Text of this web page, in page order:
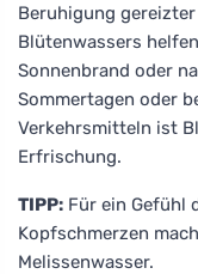
Beruhigung
Blütenwassers
Sonnenbrand oder
Sommertagen oder
Verkehrsmitteln ist
Erfrischung.
TIPP: Für ein Gefühl
Kopfschmerzen
Melissenwasser.